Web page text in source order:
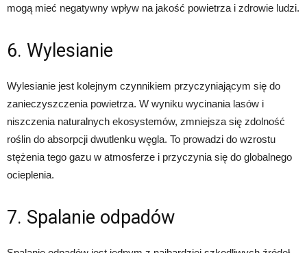
mogą mieć negatywny wpływ na jakość powietrza i zdrowie ludzi.
6. Wylesianie
Wylesianie jest kolejnym czynnikiem przyczyniającym się do
zanieczyszczenia powietrza. W wyniku wycinania lasów i
niszczenia naturalnych ekosystemów, zmniejsza się zdolność
roślin do absorpcji dwutlenku węgla. To prowadzi do wzrostu
stężenia tego gazu w atmosferze i przyczynia się do globalnego
ocieplenia.
7. Spalanie odpadów